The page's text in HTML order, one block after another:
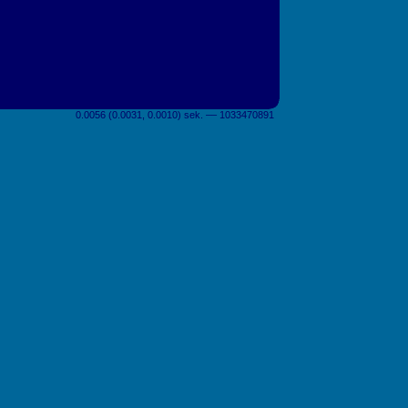
0.0056 (0.0031, 0.0010) sek. –– 1033470891